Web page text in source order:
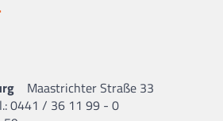
Maastrichter Straße 33
0441 / 36 11 99 - 0